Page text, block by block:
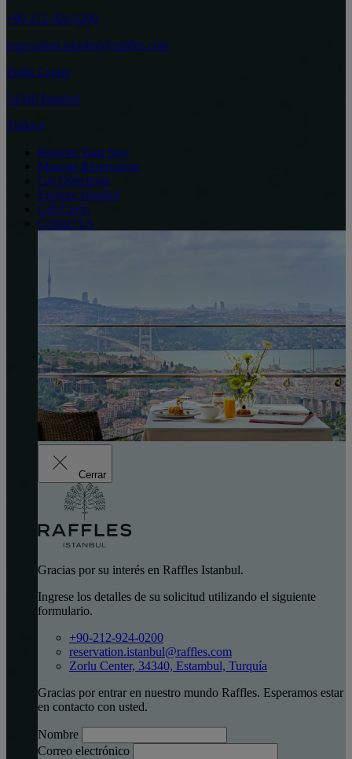
+90 212 924 0200
reservation.istanbul@raffles.com
Zorlu Center
34340 İstanbul
Türkiye
Reserve Your Stay
Manage Reservation
Get Directions
Explore Istanbul
Gift Cards
Contact Us
Cerrar
Gracias por su interés en Raffles Istanbul.
Ingrese los detalles de su solicitud utilizando el siguiente
formulario.
+90-212-924-0200
reservation.istanbul@raffles.com
Zorlu Center, 34340, Estambul, Turquía
Gracias por entrar en nuestro mundo Raffles. Esperamos estar
en contacto con usted.
Nombre
Correo electrónico